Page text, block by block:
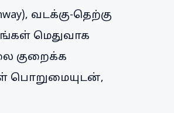
வடக்கு-தெற்கு
மெதுவாக
குறைக்க
பொறுமையுடன்,